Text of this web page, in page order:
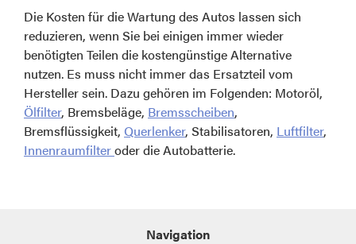
Die Kosten für die Wartung des Autos lassen sich
reduzieren, wenn Sie bei einigen immer wieder
benötigten Teilen die kostengünstige Alternative
nutzen. Es muss nicht immer das Ersatzteil vom
Hersteller sein. Dazu gehören im Folgenden: Motoröl,
Ölfilter, Bremsbeläge, Bremsscheiben,
Bremsflüssigkeit, Querlenker, Stabilisatoren, Luftfilter,
Innenraumfilteroder die Autobatterie.
Navigation